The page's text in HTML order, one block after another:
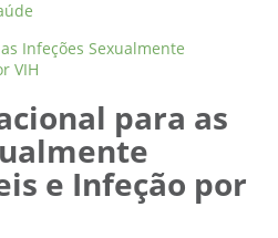
para as
e Infeção por